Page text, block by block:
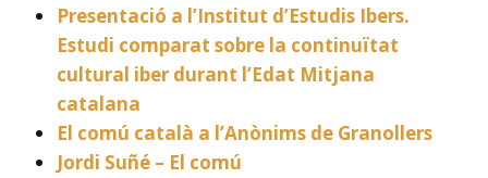
Presentació a l’Institut d’Estudis Ibers.
Estudi comparat sobre la continuïtat
cultural iber durant l’Edat Mitjana
catalana
El comú català a l’Anònims de Granollers
Jordi Suñé – El comú